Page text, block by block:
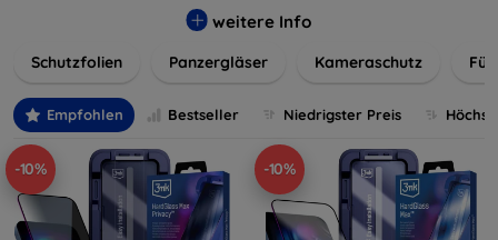
installieren und passgenau für jedes Gerät, um eine
wertvolles Gerät mit unseren langlebigen und zuverlässigen
digitales Erlebnis.
weitere Info
Schutzfolien Panzergläser Kameraschutz
Empfohlen Bestseller Niedrigster Preis
-10% -10%